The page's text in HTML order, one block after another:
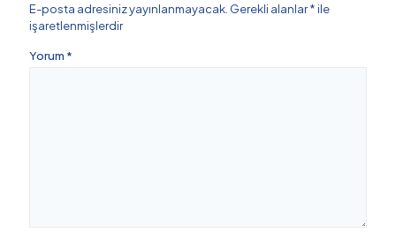
E-posta adresiniz yayınlanmayacak. Gerekli alanlar*ile
işaretlenmişlerdir
Yorum *